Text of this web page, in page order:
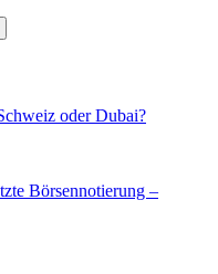
oder Dubai?
Börsennotierung –